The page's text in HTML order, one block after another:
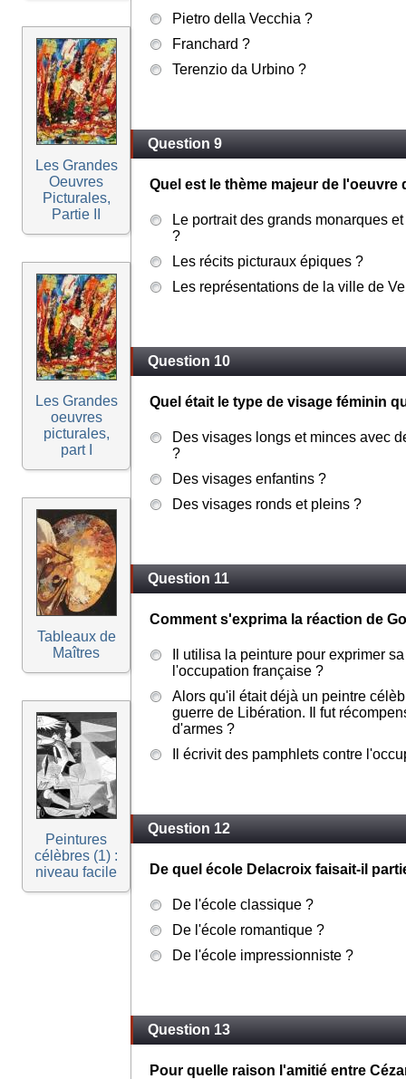
Les Grandes
Oeuvres
Picturales,
Partie II
Les Grandes
oeuvres
picturales,
part I
Tableaux de
Maîtres
Peintures
célèbres (1) :
niveau facile
Pietro della Vecchia ?
Franchard ?
Terenzio da Urbino ?
Question 9
Quel est le thème majeur de l'oeuvre
Le portrait des grands monarques
?
Les récits picturaux épiques ?
Les représentations de la ville de
Question 10
Quel était le type de visage féminin
Des visages longs et minces avec
?
Des visages enfantins ?
Des visages ronds et pleins ?
Question 11
Comment s'exprima la réaction de
Il utilisa la peinture pour exprimer
l'occupation française ?
Alors qu'il était déjà un peintre
guerre de Libération. Il fut
d'armes ?
Il écrivit des pamphlets contre
Question 12
De quel école Delacroix faisait-il
De l'école classique ?
De l'école romantique ?
De l'école impressionniste ?
Question 13
Pour quelle raison l'amitié entre